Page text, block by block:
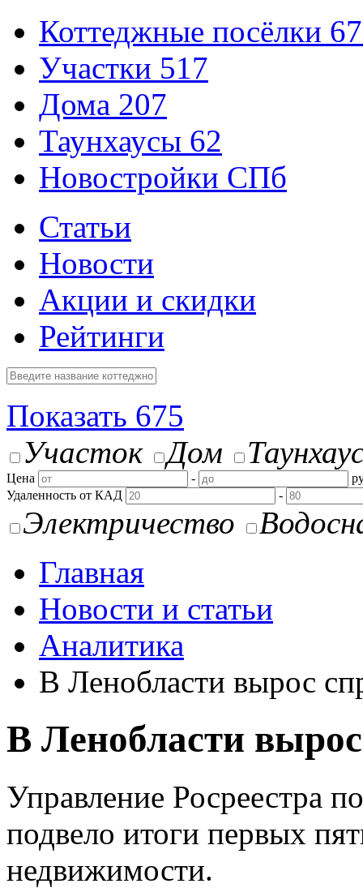
Коттеджные посёлки
Участки 517
Дома 207
Таунхаусы 62
Новостройки СПб
Статьи
Новости
Акции и скидки
Рейтинги
Показать 675
Участок
Дом
Цена -
Удаленность от КАД
-
Электричество
Главная
Новости и статьи
Аналитика
В Ленобласти вырос
В Ленобласти
Управление Росреестра
подвело итоги первых
недвижимости.